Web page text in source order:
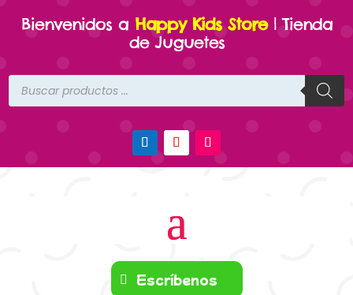
Bienvenidos a Happy Kids Store| Tienda
de Juguetes
Búsqueda
productos
Escríbenos